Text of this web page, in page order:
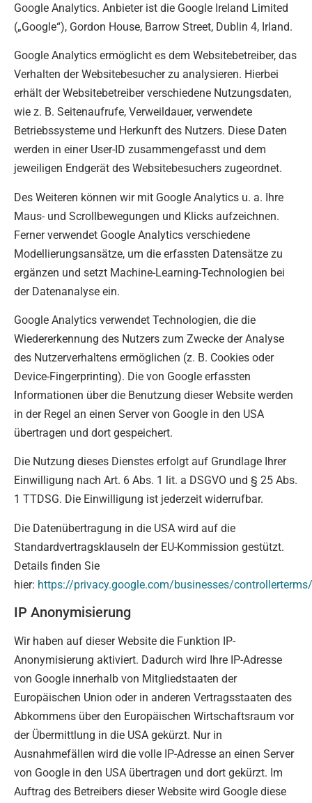
Google Analytics. Anbieter ist die Google Ireland Limited
(„Google“), Gordon House, Barrow Street, Dublin 4, Irland.
Google Analytics ermöglicht es dem Websitebetreiber, das
Verhalten der Websitebesucher zu analysieren. Hierbei
erhält der Websitebetreiber verschiedene Nutzungsdaten,
wie z. B. Seitenaufrufe, Verweildauer, verwendete
Betriebssysteme und Herkunft des Nutzers. Diese Daten
werden in einer User-ID zusammengefasst und dem
jeweiligen Endgerät des Websitebesuchers zugeordnet.
Des Weiteren können wir mit Google Analytics u. a. Ihre
Maus- und Scrollbewegungen und Klicks aufzeichnen.
Ferner verwendet Google Analytics verschiedene
Modellierungsansätze, um die erfassten Datensätze zu
ergänzen und setzt Machine-Learning-Technologien bei
der Datenanalyse ein.
Google Analytics verwendet Technologien, die die
Wiedererkennung des Nutzers zum Zwecke der Analyse
des Nutzerverhaltens ermöglichen (z. B. Cookies oder
Device-Fingerprinting). Die von Google erfassten
Informationen über die Benutzung dieser Website werden
in der Regel an einen Server von Google in den USA
übertragen und dort gespeichert.
Die Nutzung dieses Dienstes erfolgt auf Grundlage Ihrer
Einwilligung nach Art. 6 Abs. 1 lit. a DSGVO und § 25 Abs.
1 TTDSG. Die Einwilligung ist jederzeit widerrufbar.
Die Datenübertragung in die USA wird auf die
Standardvertragsklauseln der EU-Kommission gestützt.
Details finden Sie
hier: https://privacy.google.com/businesses/
IP Anonymisierung
Wir haben auf dieser Website die Funktion IP-
Anonymisierung aktiviert. Dadurch wird Ihre IP-Adresse
von Google innerhalb von Mitgliedstaaten der
Europäischen Union oder in anderen Vertragsstaaten des
Abkommens über den Europäischen Wirtschaftsraum vor
der Übermittlung in die USA gekürzt. Nur in
Ausnahmefällen wird die volle IP-Adresse an einen Server
von Google in den USA übertragen und dort gekürzt. Im
Auftrag des Betreibers dieser Website wird Google diese